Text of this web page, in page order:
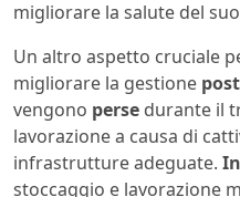
migliorare la salute del
Un altro aspetto cruciale
migliorare la gestione
vengono perse durante il
lavorazione a causa di
infrastrutture adeguate.
stoccaggio e lavorazione